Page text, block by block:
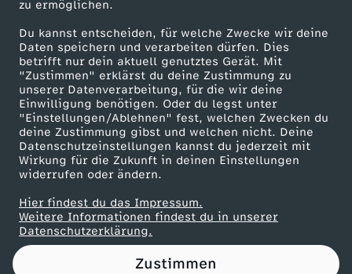
zu ermöglichen.
Du kannst entscheiden, für welche Zwecke wir deine
Daten speichern und verarbeiten dürfen. Dies
betrifft nur dein aktuell genutztes Gerät. Mit
"Zustimmen" erklärst du deine Zustimmung zu
unserer Datenverarbeitung, für die wir deine
Einwilligung benötigen. Oder du legst unter
"Einstellungen/Ablehnen" fest, welchen Zwecken du
deine Zustimmung gibst und welchen nicht. Deine
Datenschutzeinstellungen kannst du jederzeit mit
Wirkung für die Zukunft in deinen Einstellungen
widerrufen oder ändern.
Hier findest du das Impressum.
Weitere Informationen findest du in unserer
Datenschutzerklärung.
Zustimmen
A
l
l
g
e
m
e
ZDF goes Schule
Werbefernsehen
Mainzelmännchen
Partner